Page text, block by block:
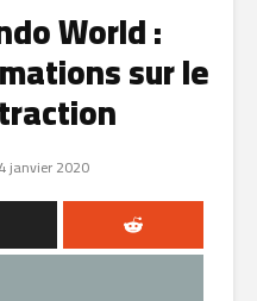
World :
sur le
janvier 2020